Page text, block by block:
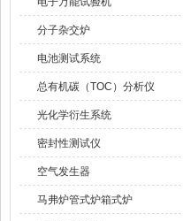
分子杂交炉
电池测试系统
总有机碳（TOC）分析仪
光化学衍生系统
密封性测试仪
空气发生器
马弗炉管式炉箱式炉